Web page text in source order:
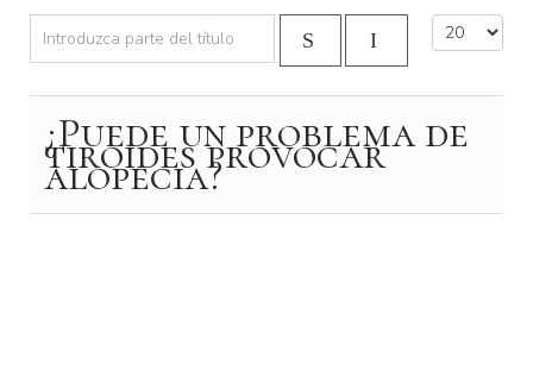
Introduzca parte del título Cantidad
¿Puede un problema de
tiroides provocar
alopecia?